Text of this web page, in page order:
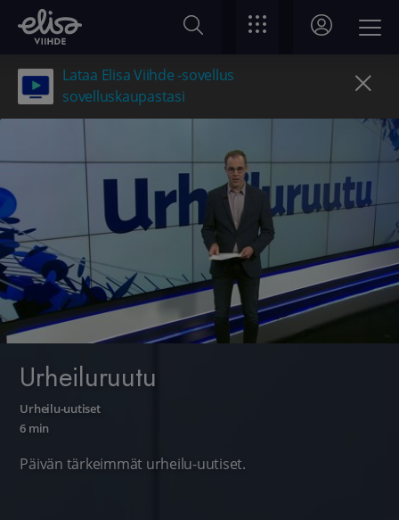
Lataa Elisa Viihde -sovellus
sovelluskaupastasi
Urheiluruutu
Urheilu-uutiset
6 min
Päivän tärkeimmät urheilu-uutiset.